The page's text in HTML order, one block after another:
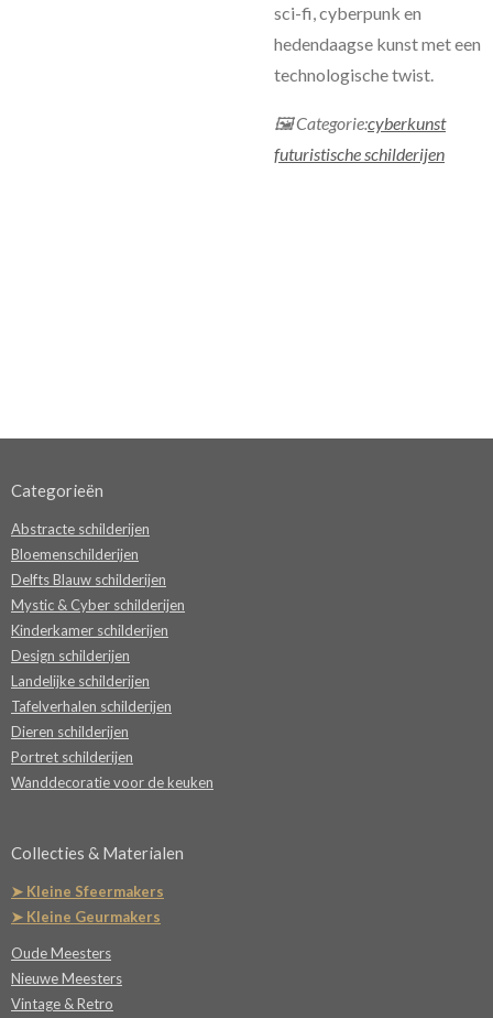
sci-fi, cyberpunk en
hedendaagse kunst met een
technologische twist.
🖼 Categorie:cyberkunst
futuristische schilderijen
Categorieën
Abstracte schilderijen
Bloemenschilderijen
Delfts Blauw schilderijen
Mystic & Cyber schilderijen
Kinderkamer schilderijen
Design schilderijen
Landelijke schilderijen
Tafelverhalen schilderijen
Dieren schilderijen
Portret schilderijen
Wanddecoratie voor de keuken
Collecties & Materialen
➤ Kleine Sfeermakers
➤ Kleine Geurmakers
Oude Meesters
Nieuwe Meesters
Vintage & Retro